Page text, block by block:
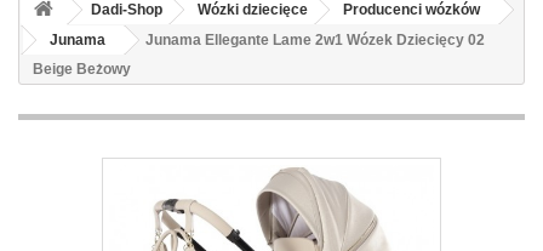
Dadi-Shop Wózki dziecięce
Producenci wózków
Junama
Junama Ellegante Lame 2w1 Wózek Dziecięcy 02
Beige Beżowy